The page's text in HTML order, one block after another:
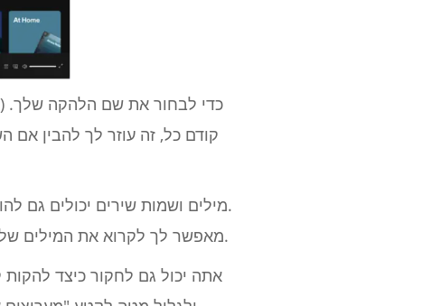
קודם כל, זה עוזר לך להבין
מילים ושמות שירים יכולים גם
Spotify מאפשר לך לקרוא את המילים של רוב השירים, וזה נהדר אם אתה מחפש שמות שמזכירים רצועה או אלבום מסוים.
אתה יכול גם לחקור כיצד